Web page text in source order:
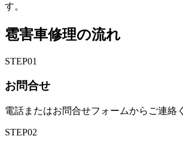
す。
雹害車修理の流れ
STEP01
お問合せ
電話またはお問合せフォームからご連絡
STEP02